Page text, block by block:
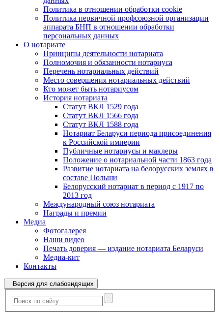
Политика в отношении обработки cookie
Политика первичной профсоюзной организации
аппарата БНП в отношении обработки
персональных данных
О нотариате
Принципы деятельности нотариата
Полномочия и обязанности нотариуса
Перечень нотариальных действий
Место совершения нотариальных действий
Кто может быть нотариусом
История нотариата
Статут ВКЛ 1529 года
Статут ВКЛ 1566 года
Статут ВКЛ 1588 года
Нотариат Беларуси периода присоединения
к Российской империи
Публичные нотариусы и маклеры
Положение о нотариальной части 1863 года
Развитие нотариата на белорусских землях в
составе Польши
Белорусский нотариат в период с 1917 по
2013 год
Международный союз нотариата
Награды и премии
Медиа
Фотогалерея
Наши видео
Печать доверия — издание нотариата Беларуси
Медиа-кит
Контакты
Версия для слабовидящих